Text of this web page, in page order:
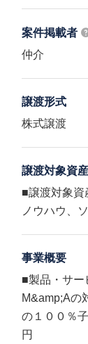
案件掲載者
仲介
譲渡形式
株式譲渡
譲渡対象資産
■譲渡対象資
ノウハウ、
事業概要
■製品・サー
M&amp;Aの
の１００％
円